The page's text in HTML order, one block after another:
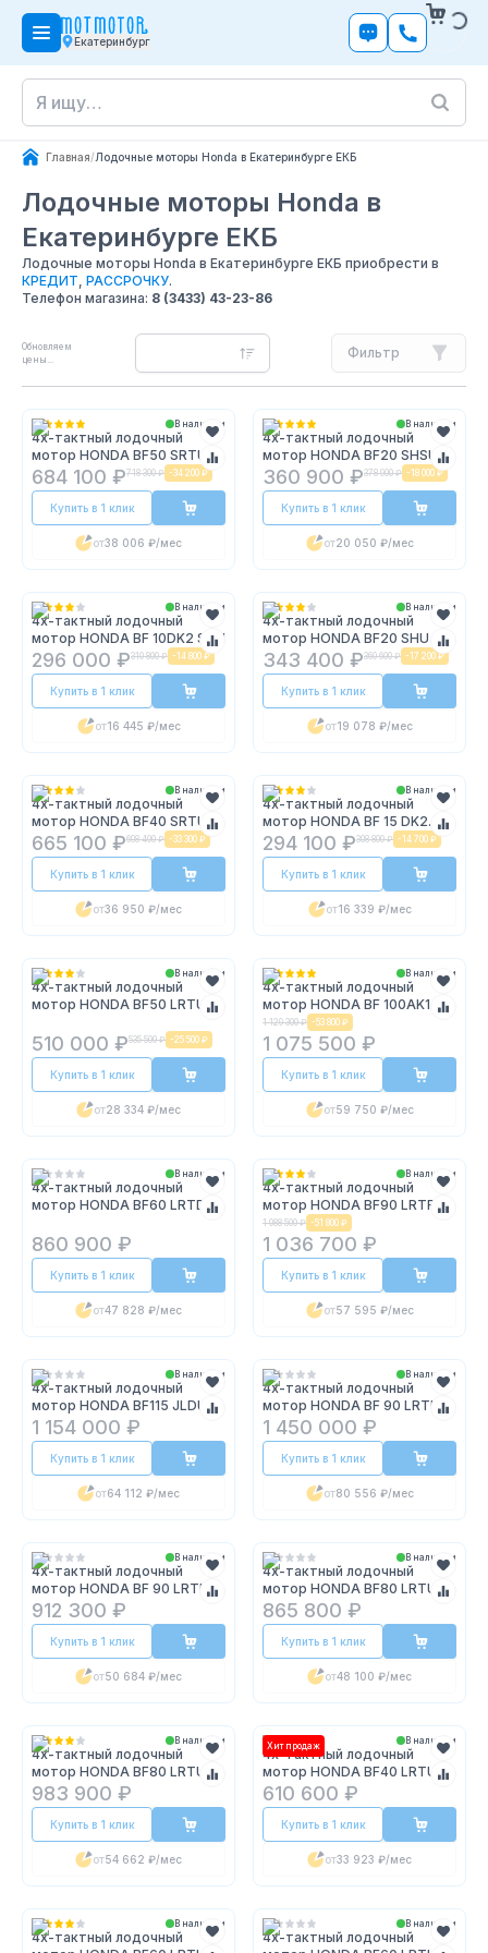
Екатеринбург
Главная/Лодочные моторы Honda в Екатеринбурге ЕКБ
Лодочные моторы Honda в
Екатеринбурге ЕКБ
Лодочные моторы Honda в Екатеринбурге ЕКБ приобрести в
КРЕДИТ, РАССРОЧКУ.
Телефон магазина: 8 (3433) 43-23-86
Обновляем
цены...
Фильтр
В наличии
4х-тактный лодочный
мотор HONDA BF50 SRTU
684 100 ₽718 300 ₽ -34 200 ₽
Купить в 1 клик
от38 006 ₽/мес
В наличии
4х-тактный лодочный
мотор HONDA BF20 SHSU
360 900 ₽378 900 ₽ -18 000 ₽
Купить в 1 клик
от20 050 ₽/мес
В наличии
4х-тактный лодочный
мотор HONDA BF 10DK2 SHU
296 000 ₽310 800 ₽ -14 800 ₽
Купить в 1 клик
от16 445 ₽/мес
В наличии
4х-тактный лодочный
мотор HONDA BF20 SHU
343 400 ₽360 600 ₽ -17 200 ₽
Купить в 1 клик
от19 078 ₽/мес
В наличии
4х-тактный лодочный
мотор HONDA BF40 SRTU
665 100 ₽698 400 ₽ -33 300 ₽
Купить в 1 клик
от36 950 ₽/мес
В наличии
4х-тактный лодочный
мотор HONDA BF 15 DK2
SHU
294 100 ₽308 800 ₽ -14 700 ₽
Купить в 1 клик
от16 339 ₽/мес
В наличии
4х-тактный лодочный
мотор HONDA BF50 LRTU
510 000 ₽535 500 ₽ -25 500 ₽
Купить в 1 клик
от28 334 ₽/мес
В наличии
4х-тактный лодочный
мотор HONDA BF 100AK1
LRTU
1 075 500 ₽
1 129 300 ₽ -53 800 ₽
Купить в 1 клик
от59 750 ₽/мес
В наличии
4х-тактный лодочный
мотор HONDA BF60 LRTD
860 900 ₽
Купить в 1 клик
от47 828 ₽/мес
В наличии
4х-тактный лодочный
мотор HONDA BF90 LRTR
1 036 700 ₽
1 088 500 ₽ -51 800 ₽
Купить в 1 клик
от57 595 ₽/мес
В наличии
4х-тактный лодочный
мотор HONDA BF115 JLDU
1 154 000 ₽
Купить в 1 клик
от64 112 ₽/мес
В наличии
4х-тактный лодочный
мотор HONDA BF 90 LRTU
1 450 000 ₽
Купить в 1 клик
от80 556 ₽/мес
В наличии
4х-тактный лодочный
мотор HONDA BF 90 LRTU
912 300 ₽
Купить в 1 клик
от50 684 ₽/мес
В наличии
4х-тактный лодочный
мотор HONDA BF80 LRTU
865 800 ₽
Купить в 1 клик
от48 100 ₽/мес
В наличии
4х-тактный лодочный
мотор HONDA BF80 LRTU
983 900 ₽
Купить в 1 клик
от54 662 ₽/мес
Хит продаж В наличии
4х-тактный лодочный
мотор HONDA BF40 LRTU
610 600 ₽
Купить в 1 клик
от33 923 ₽/мес
В наличии
4х-тактный лодочный
В наличии
4х-тактный лодочный